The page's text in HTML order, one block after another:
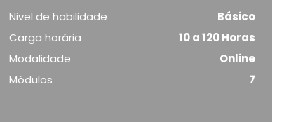
Nivel de habilidade
Básico
Carga horária
10 a 120 Horas
Modalidade
Online
Módulos
7